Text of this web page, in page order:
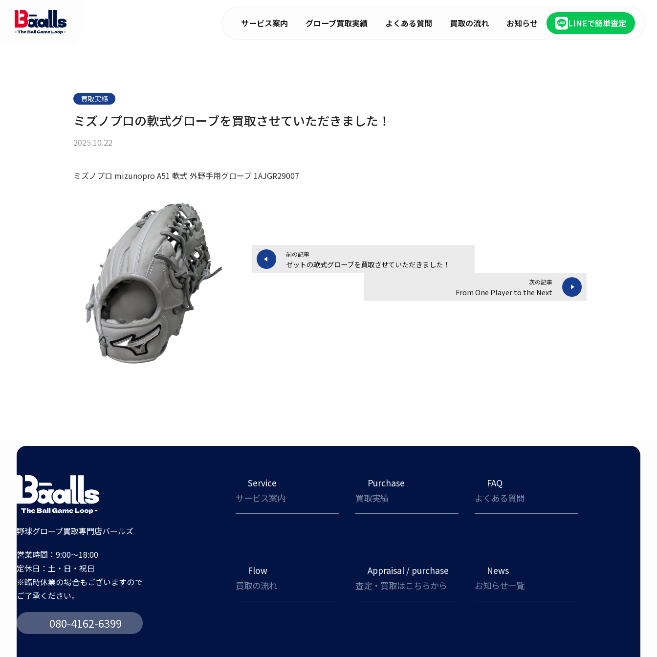
サービス案内 グローブ買取実績 よくある質問 買取の流れ お知らせ LINEで簡単査定
買取実績
ミズノプロの軟式グローブを買取させていただきました！
2025.10.22
ミズノプロ mizunopro A51 軟式 外野手用グローブ 1AJGR29007
前の記事
ゼットの軟式グローブを買取させていただきました！
次の記事
From One Player to the Next
野球グローブ買取専門店バールズ
営業時間：9:00～18:00
定休日：土・日・祝日
※臨時休業の場合もございますので
ご了承ください。
080-4162-6399
Service
サービス案内
Purchase
買取実績
FAQ
よくある質問
Flow
買取の流れ
Appraisal / purchase
査定・買取はこちらから
News
お知らせ一覧